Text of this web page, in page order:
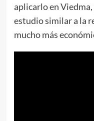
aplicarlo en
estudio similar a la
mucho más